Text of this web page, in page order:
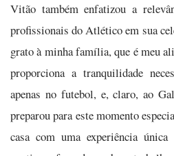
Vitão também enfatizou a
profissionais do Atlético em sua
grato à minha família, que é meu
proporciona a tranquilidade
apenas no futebol, e, claro, ao
preparou para este momento
casa com uma experiência